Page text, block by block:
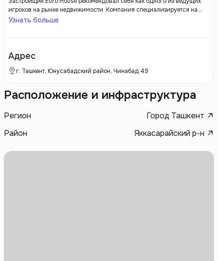
игроков на рынке недвижимости. Компания специализируется на
возведении современных жилых комплексов и коммерческих
позволяет создавать комфортные и просторные пространства для
жизни и работы.
Узнать больше
Адрес
г. Ташкент, Юнусабадский район, Чинабад 49
Расположение и инфраструктура
Регион
Город Ташкент
Район
Яккасарайский р-н